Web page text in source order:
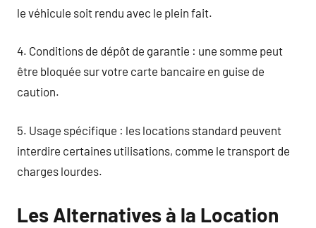
le véhicule soit rendu avec le plein fait.
4. Conditions de dépôt de garantie : une somme peut
être bloquée sur votre carte bancaire en guise de
caution.
5. Usage spécifique : les locations standard peuvent
interdire certaines utilisations, comme le transport de
charges lourdes.
Les Alternatives à la Location